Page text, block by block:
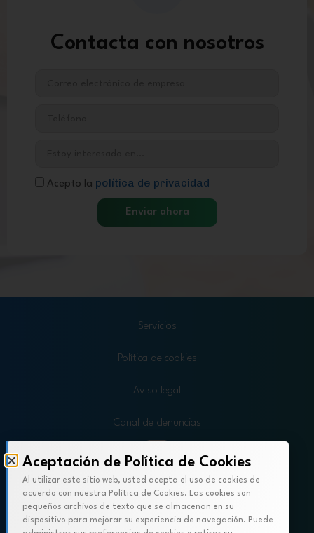
Contacta con nosotros
Acepto la política de privacidad
Enviar ahora
Servicios
Política de cookies
Aviso legal
Canal de denuncias
Aceptación de Política de Cookies
Al utilizar este sitio web, usted acepta el uso de cookies de
acuerdo con nuestra Política de Cookies. Las cookies son
pequeños archivos de texto que se almacenan en su
dispositivo para mejorar su experiencia de navegación. Puede